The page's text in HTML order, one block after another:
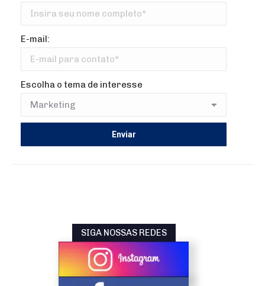
E-mail:
Escolha o tema de interesse
SIGA NOSSAS REDES